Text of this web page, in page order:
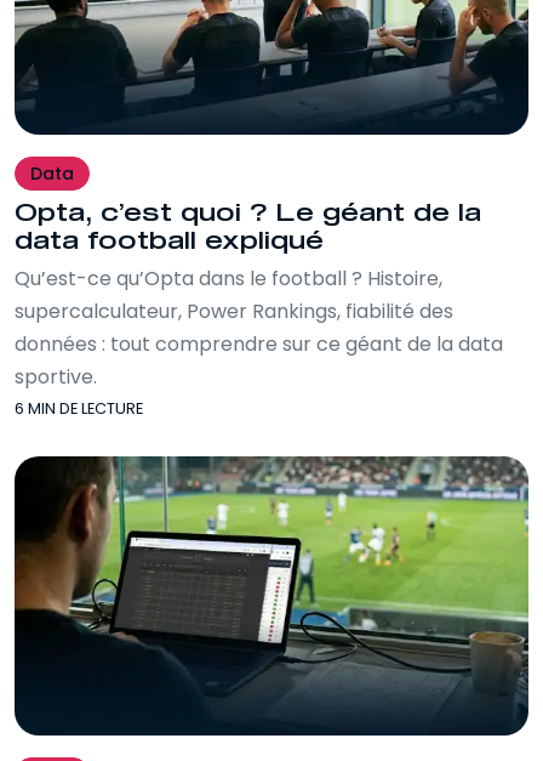
Data
Opta, c’est quoi ? Le géant de la
data football expliqué
Qu’est-ce qu’Opta dans le football ? Histoire,
supercalculateur, Power Rankings, fiabilité des
données : tout comprendre sur ce géant de la data
sportive.
6 MIN DE LECTURE